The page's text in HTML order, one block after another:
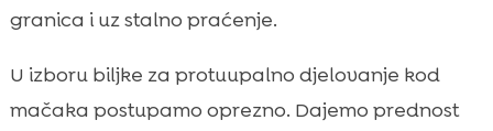
granica i uz stalno praćenje.
U izboru biljke za protuupalno djelovanje kod
mačaka postupamo oprezno. Dajemo prednost